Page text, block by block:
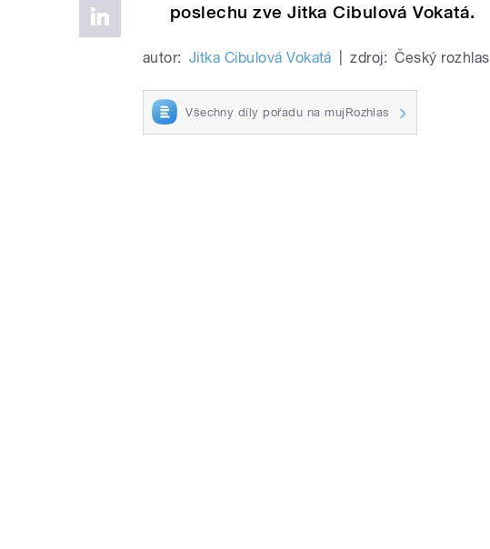
poslechu zve Jitka Cibulová Vokatá.
autor: Jitka Cibulová Vokatá zdroj: Český rozhlas
Všechny díly pořadu na mujRozhlas